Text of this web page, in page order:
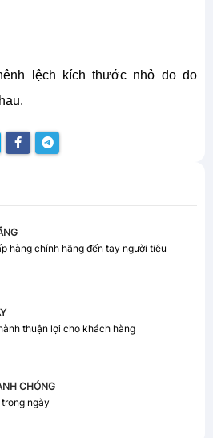
lệch kích thước nhỏ do đo
hàng chính hãng đến tay người tiêu
thuận lợi cho khách hàng
CHÓNG
ngày